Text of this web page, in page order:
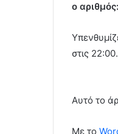
ο
στις 22:00.
Αυτό το
Με το